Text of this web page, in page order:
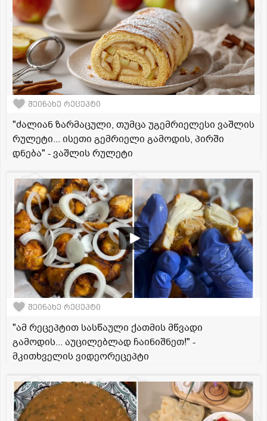
შეინახე რეცეპტი
"ძალიან ზარმაცული, თუმცა უგემრიელესი ვაშლის
რულეტი... ისეთი გემრიელი გამოდის, პირში
დნება" - ვაშლის რულეტი
შეინახე რეცეპტი
"ამ რეცეპტით სასწაული ქათმის მწვადი
გამოდის... აუცილებლად ჩაინიშნეთ!" -
მკითხველის ვიდეორეცეპტი